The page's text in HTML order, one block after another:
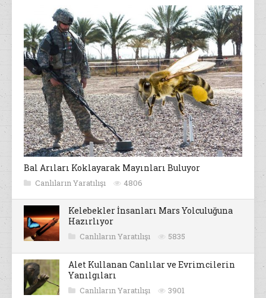
Bal Arıları Koklayarak Mayınları Buluyor
Canlıların Yaratılışı 4806
Kelebekler İnsanları Mars Yolculuğuna
Hazırlıyor
Canlıların Yaratılışı 5835
Alet Kullanan Canlılar ve Evrimcilerin
Yanılgıları
Canlıların Yaratılışı 3901